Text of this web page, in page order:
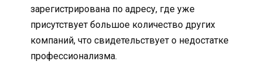
зарегистрирована по адресу, где уже
присутствует большое количество других
компаний, что свидетельствует о недостатке
профессионализма.